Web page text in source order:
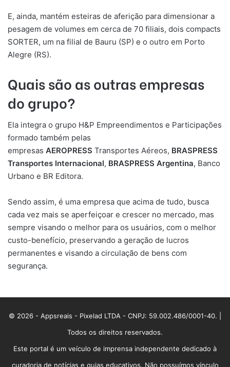
E, ainda, mantém esteiras de aferição para dimensionar a
pesagem de volumes em cerca de 70 filiais, dois compacts
SORTER, um na filial de Bauru (SP) e o outro em Porto
Alegre (RS).
Quais são as outras empresas
do grupo?
Ela integra o grupo H&P Empreendimentos e Participações
formado também pelas
empresas AEROPRESS Transportes Aéreos, BRASPRESS
Transportes Internacional, BRASPRESS Argentina, Banco
Urbano e BR Editora.
Sendo assim, é uma empresa que acima de tudo, busca
cada vez mais se aperfeiçoar e crescer no mercado, mas
sempre visando o melhor para os usuários, com o melhor
custo-benefício, preservando a geração de lucros
permanentes e visando a circulação de bens com
segurança.
© 2026 - Appsreais - Pixelad LTDA - CNPJ: 59.002.486/0001-40. |
Todos os direitos reservados.
Este portal é um veículo de imprensa independente dedicado à
curadoria de notícias e guias educativos. Não possuímos vínculo